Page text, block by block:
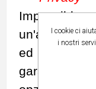
ed ospita i
garantendo
I cookie ci
i nostri